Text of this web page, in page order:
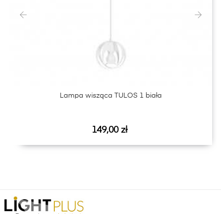
Lampa wisząca TULOS 1 biała
Cena
149,00 zł